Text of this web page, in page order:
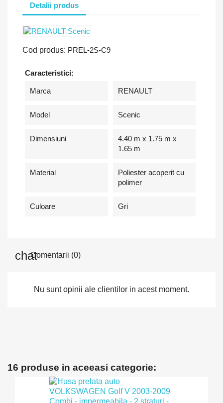
Detalii produs
Cod produs: PREL-2S-C9
Caracteristici:
Marca RENAULT
Model Scenic
Dimensiuni
4.40 m x 1.75 m x
1.65 m
Material
Poliester acoperit cu
polimer
Culoare Gri
Comentarii (0)
Nu sunt opinii ale clientilor in acest moment.
16 produse in aceeasi categorie: